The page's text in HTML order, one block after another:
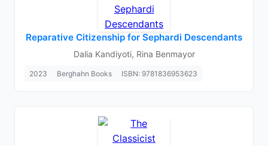
Reparative Citizenship for Sephardi Descendants
Dalia Kandiyoti, Rina Benmayor
2023 Berghahn Books ISBN: 9781836953623